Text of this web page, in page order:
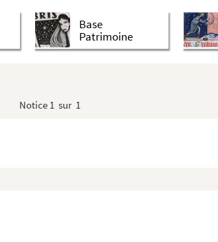
Base
Patrimoine
Notice 1 sur 1